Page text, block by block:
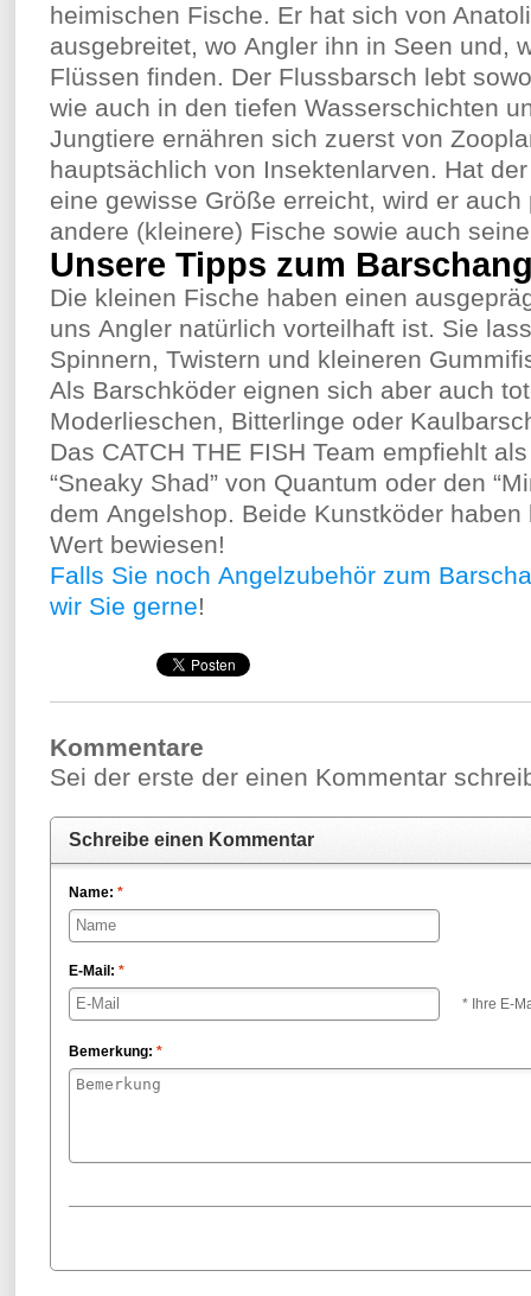
heimischen Fische. Er hat sich von
ausgebreitet, wo Angler ihn in Seen und,
Flüssen finden. Der Flussbarsch lebt
wie auch in den tiefen Wasserschichten
Jungtiere ernähren sich zuerst von
hauptsächlich von Insektenlarven. Hat
eine gewisse Größe erreicht, wird er
andere (kleinere) Fische sowie auch
Unsere Tipps zum
Die kleinen Fische haben einen
uns Angler natürlich vorteilhaft ist. Sie
Spinnern, Twistern und kleineren
Als Barschköder eignen sich aber auch
Moderlieschen, Bitterlinge oder
Das CATCH THE FISH Team empfiehlt
“Sneaky Shad” von Quantum oder den
dem Angelshop. Beide Kunstköder
Wert bewiesen!
Falls Sie noch Angelzubehör zum
wir Sie gerne!
Kommentare
Sei der erste der einen Kommentar
Schreibe einen Kommentar
Name: *
E-Mail: *
* Ihre E-
Bemerkung: *